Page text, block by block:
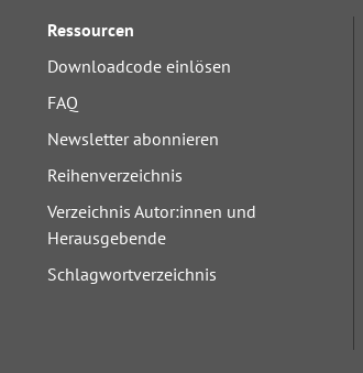
Ressourcen
Downloadcode einlösen
FAQ
Newsletter abonnieren
Reihenverzeichnis
Verzeichnis Autor:innen und
Herausgebende
Schlagwortverzeichnis